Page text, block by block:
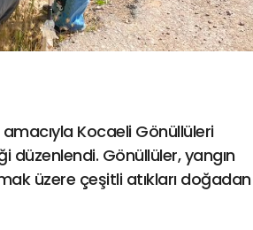
Kocaeli Gönüllüleri
düzenlendi. Gönüllüler, yangın
üzere çeşitli atıkları doğadan